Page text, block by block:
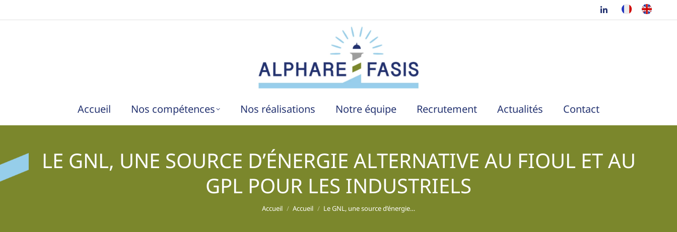
Accueil Nos compétences Nos réalisations Notre équipe Recrutement Actualités Contact
LE GNL, UNE SOURCE D’ÉNERGIE ALTERNATIVE AU FIOUL ET AU
GPL POUR LES INDUSTRIELS
Vous êtes ici :
Accueil Accueil Le GNL, une source d’énergie…